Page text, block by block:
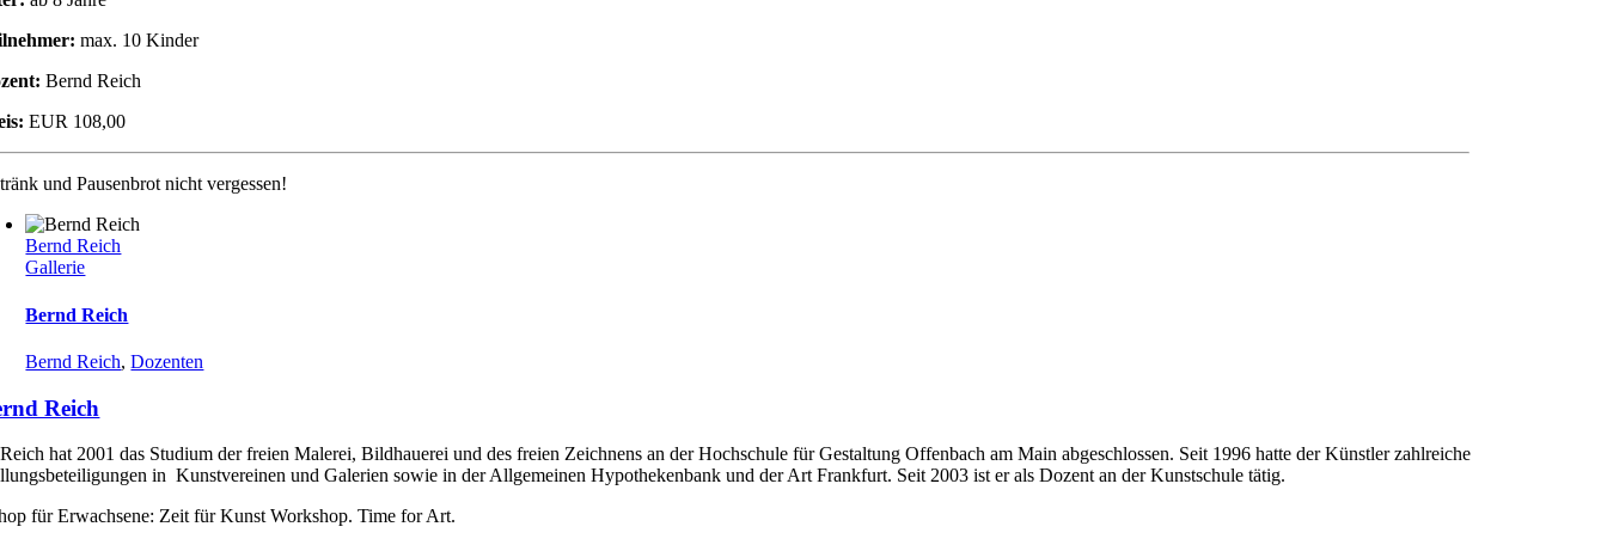
max. 10 Kinder
Bernd Reich
EUR 108,00
und Pausenbrot nicht vergessen!
Bernd Reich
Gallerie
Bernd Reich
Bernd Reich,Dozenten
Reich
hat 2001 das Studium der freien Malerei, Bildhauerei und des freien Zeichnens an der Hochschule für Gestaltung Offenbach am Main abgeschlossen. Seit 1996 hatte der Künstler zahlreiche
in Kunstvereinen und Galerien sowie in der Allgemeinen Hypothekenbank und der Art Frankfurt. Seit 2003 ist er als Dozent an der Kunstschule tätig.
für Erwachsene: Zeit für Kunst Workshop. Time for Art.